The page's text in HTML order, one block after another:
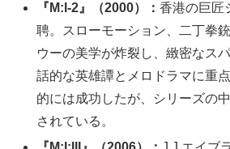
『M:I-2』（2000）：香港の巨匠
聘。スローモーション、二丁拳
ウーの美学が炸裂し、緻密なス
話的な英雄譚とメロドラマに重
的には成功したが、シリーズの
されている。